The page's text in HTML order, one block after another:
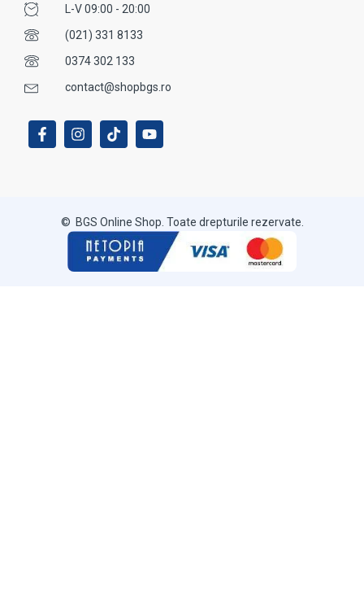
L-V 09:00 - 20:00
(021) 331 8133
0374 302 133
contact@shopbgs.ro
© BGS Online Shop. Toate drepturile rezervate.